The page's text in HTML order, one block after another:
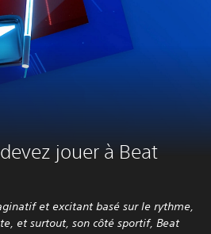
jouer à Beat
et excitant basé sur le rythme,
et surtout, son côté sportif, Beat